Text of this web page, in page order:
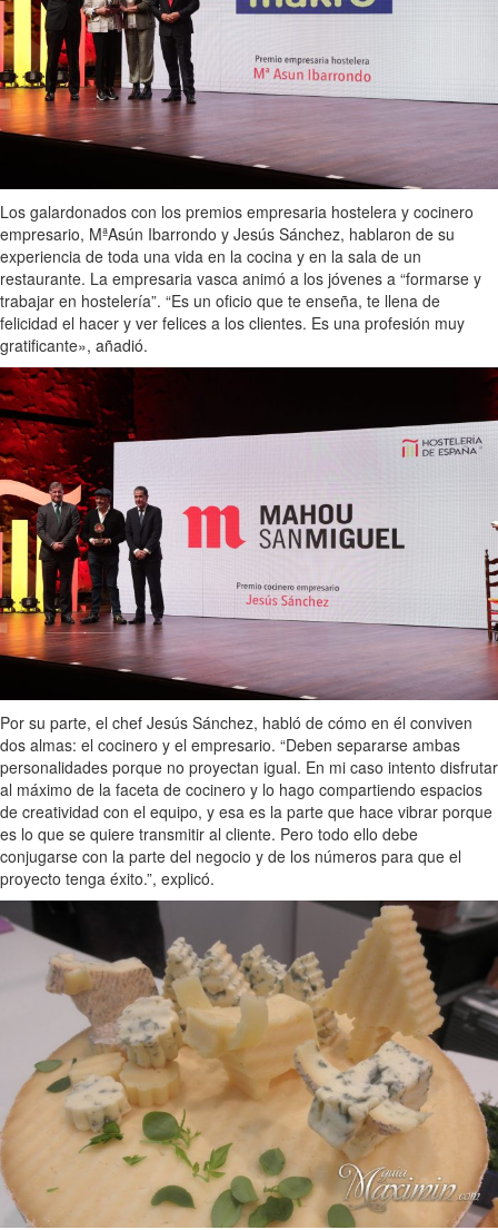
Los galardonados con los premios empresaria hostelera y cocinero
empresario, MªAsún Ibarrondo y Jesús Sánchez, hablaron de su
experiencia de toda una vida en la cocina y en la sala de un
restaurante. La empresaria vasca animó a los jóvenes a “formarse y
trabajar en hostelería”. “Es un oficio que te enseña, te llena de
felicidad el hacer y ver felices a los clientes. Es una profesión muy
gratificante», añadió.
Por su parte, el chef Jesús Sánchez, habló de cómo en él conviven
dos almas: el cocinero y el empresario. “Deben separarse ambas
personalidades porque no proyectan igual. En mi caso intento disfrutar
al máximo de la faceta de cocinero y lo hago compartiendo espacios
de creatividad con el equipo, y esa es la parte que hace vibrar porque
es lo que se quiere transmitir al cliente. Pero todo ello debe
conjugarse con la parte del negocio y de los números para que el
proyecto tenga éxito.”, explicó.